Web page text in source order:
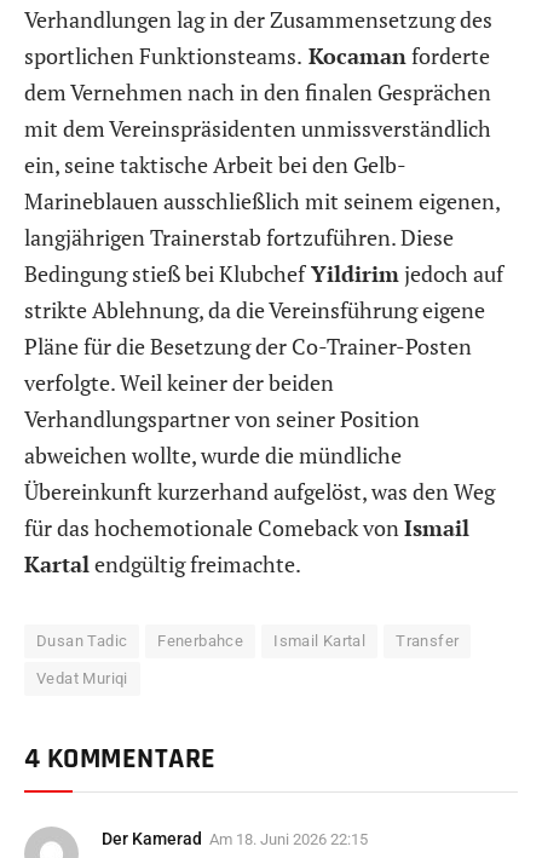
Verhandlungen lag in der Zusammensetzung des
sportlichen Funktionsteams. Kocamanforderte
dem Vernehmen nach in den finalen Gesprächen
mit dem Vereinspräsidenten unmissverständlich
ein, seine taktische Arbeit bei den Gelb-
Marineblauen ausschließlich mit seinem eigenen,
langjährigen Trainerstab fortzuführen. Diese
Bedingung stieß bei KlubchefYildirimjedoch auf
strikte Ablehnung, da die Vereinsführung eigene
Pläne für die Besetzung der Co-Trainer-Posten
verfolgte. Weil keiner der beiden
Verhandlungspartner von seiner Position
abweichen wollte, wurde die mündliche
Übereinkunft kurzerhand aufgelöst, was den Weg
für das hochemotionale Comeback vonIsmail
Kartalendgültig freimachte.
Dusan Tadic Fenerbahce Ismail Kartal Transfer
Vedat Muriqi
4 KOMMENTARE
Der Kamerad Am 18. Juni 2026 22:15